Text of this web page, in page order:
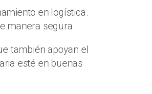
en logística.
manera segura.
también apoyan el
esté en buenas